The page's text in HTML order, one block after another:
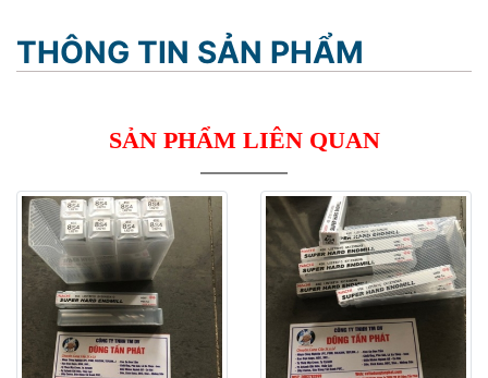
THÔNG TIN SẢN PHẨM
SẢN PHẨM LIÊN QUAN